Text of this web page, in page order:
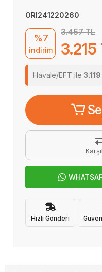
ORI241220260
%7
indirim
3.457 TL
3.215
Havale/EFT ile
Hızlı Gönderi